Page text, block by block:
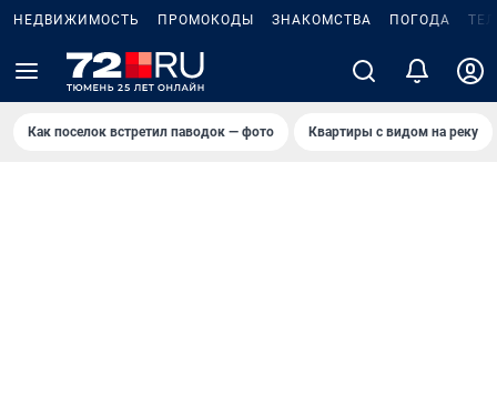
НЕДВИЖИМОСТЬ ПРОМОКОДЫ ЗНАКОМСТВА ПОГОДА
Как поселок встретил паводок — фото Квартиры с видом на реку